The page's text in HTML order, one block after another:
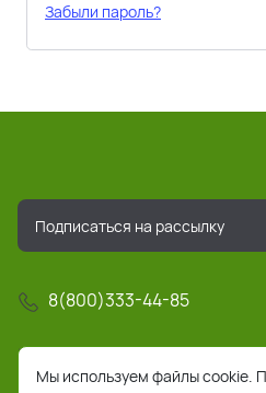
Забыли пароль?
8(800)333-44-85
info@pochta-rts.ru
Мы используем файлы cookie.